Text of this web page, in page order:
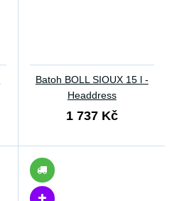
Batoh BOLL SIOUX 15 l -
Headdress
1 737 Kč